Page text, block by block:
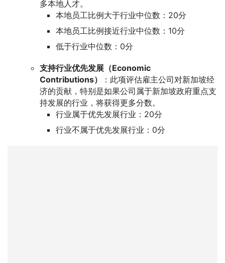
多本地人才。
本地员工比例大于行业中位数：20分
本地员工比例接近行业中位数：10分
低于行业中位数：0分
支持行业优先发展（Economic
Contributions）
：此项评估雇主公司对新加坡经
济的贡献，特别是如果公司属于新加坡政府重点支
持发展的行业，将获得更多分数。
行业属于优先发展行业：20分
行业不属于优先发展行业：0分